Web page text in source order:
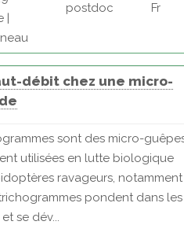
|
postdoc Fr
débit chez une micro-
sont des micro-
utilisées en lutte biologique
ravageurs,
pondent dans les
se dév...